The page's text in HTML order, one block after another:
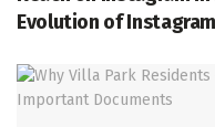
Evolution of